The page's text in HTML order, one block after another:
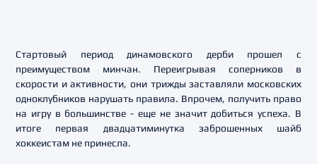
Стартовый период динамовского дерби прошел с
преимуществом минчан. Переигрывая соперников в
скорости и активности, они трижды заставляли московских
одноклубников нарушать правила. Впрочем, получить право
на игру в большинстве - еще не значит добиться успеха. В
итоге первая двадцатиминутка заброшенных шайб
хоккеистам не принесла.